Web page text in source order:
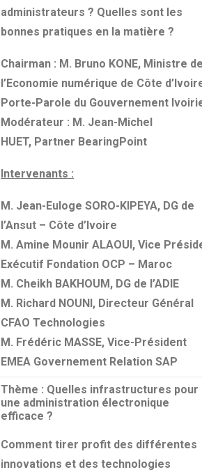
administrateurs ? Quelles sont les
bonnes pratiques en la matière ?
Chairman : M. Bruno KONE, Ministre
l’Economie numérique de Côte
Porte-Parole du Gouvernement
Modérateur : M. Jean-Michel
HUET, Partner BearingPoint
Intervenants :
M. Jean-Euloge SORO-KIPEYA, DG de
l’Ansut – Côte d’Ivoire
M. Amine Mounir ALAOUI, Vice
Exécutif Fondation OCP – Maroc
M. Cheikh BAKHOUM, DG de l’ADIE
M. Richard NOUNI, Directeur Général
CFAO Technologies
M. Frédéric MASSE, Vice-Président
EMEA Governement Relation SAP
Thème : Quelles infrastructures pour
une administration électronique
efficace ?
Comment tirer profit des différentes
innovations et des technologies